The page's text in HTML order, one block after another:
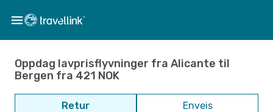
Oppdag lavprisflyvninger fra Alicante til
Bergen fra 421 NOK
Retur Enveis